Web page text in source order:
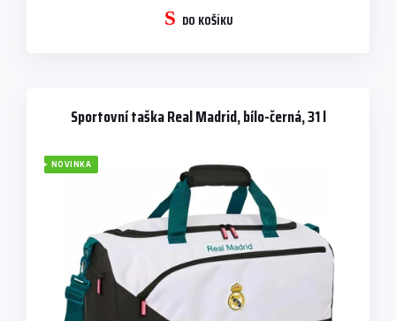
DO KOŠÍKU
Sportovní taška Real Madrid, bílo-černá, 31 l
NOVINKA